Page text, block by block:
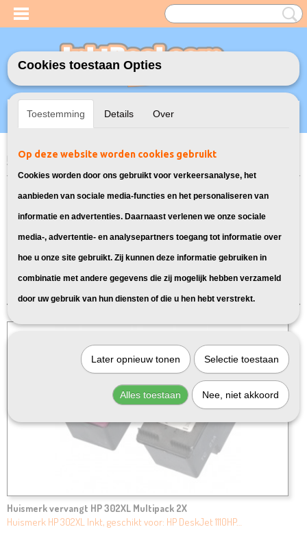
Inloggen Registreren
UW WINKELWAGEN
Home>Model Printer>302XL Inkt cartridges voor HP
voor HP OfficeJet 3832
Inktcartridges geschikt voor de HP
OfficeJet 3832:
Huismerk vervangt HP 302XL Multipack 2X
Huismerk HP 302XL Inkt, geschikt voor: HP DeskJet 1110HP…
Cookies toestaan Opties
Toestemming Details Over
Op deze website worden cookies gebruikt
Cookies worden door ons gebruikt voor verkeersanalyse, het
aanbieden van sociale media-functies en het personaliseren van
informatie en advertenties. Daarnaast verlenen we onze sociale
media-, advertentie- en analysepartners toegang tot informatie over
hoe u onze site gebruikt. Zij kunnen deze informatie gebruiken in
combinatie met andere gegevens die zij mogelijk hebben verzameld
door uw gebruik van hun diensten of die u hen hebt verstrekt.
Later opnieuw tonen Selectie toestaan
Alles toestaan Nee, niet akkoord